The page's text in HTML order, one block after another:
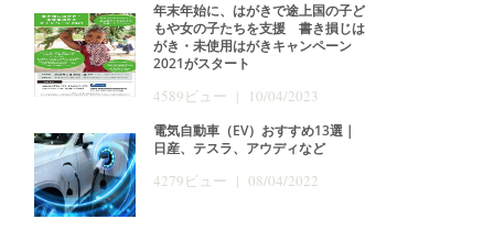
年末年始に、はがきで途上国の子ど
もや女の子たちを支援 書き損じは
がき・未使用はがきキャンペーン
2021がスタート
4589ビュー | 10/04/2023
電気自動車（EV）おすすめ13選｜
日産、テスラ、アウディなど
4279ビュー | 08/04/2022